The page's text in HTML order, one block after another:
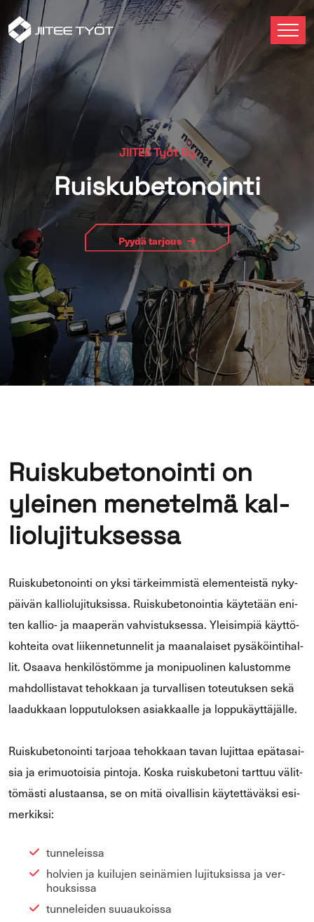
JII­TEE Työt Oy
Ruis­ku­be­to­noin­ti
Pyydä tar­jous
Ruis­ku­be­to­noin­ti on
ylei­nen me­ne­tel­mä kal­
lio­lu­ji­tuk­ses­sa
Ruis­ku­be­to­noin­ti on yksi tär­keim­mis­tä ele­men­teis­tä ny­ky­
päi­vän kal­lio­lu­ji­tuk­sis­sa. Ruis­ku­be­to­noin­tia käy­te­tään eni­
ten kallio-​ ja maa­pe­rän vah­vis­tuk­ses­sa. Ylei­sim­piä käyt­tö­
koh­tei­ta ovat lii­ken­ne­tun­ne­lit ja maa­na­lai­set py­sä­köin­ti­hal­
lit. Osaa­va hen­ki­lös­töm­me ja mo­ni­puo­li­nen ka­lus­tom­me
mah­dol­lis­ta­vat te­hok­kaan ja tur­val­li­sen to­teu­tuk­sen sekä
laa­duk­kaan lop­pu­tu­lok­sen asiak­kaal­le ja lop­pu­käyt­tä­jäl­le.
Ruis­ku­be­to­noin­ti tar­jo­aa te­hok­kaan tavan lu­jit­taa epä­ta­sai­
sia ja eri­muo­toi­sia pin­to­ja. Koska ruis­ku­be­to­ni tart­tuu vä­lit­
tö­mäs­ti alus­taan­sa, se on mitä oi­val­li­sin käy­tet­tä­väk­si esi­
mer­kik­si:
tun­ne­leis­sa
hol­vien ja kui­lu­jen sei­nä­mien lu­ji­tuk­sis­sa ja ver­
houk­sis­sa
tun­ne­lei­den suu­au­kois­sa